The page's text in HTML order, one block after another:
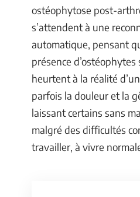
ostéophytose post-
s’attendent à une
automatique, pensant
présence d’ostéophytes
heurtent à la réalité
parfois la douleur et la
laissant certains sans
malgré des difficultés
travailler, à vivre